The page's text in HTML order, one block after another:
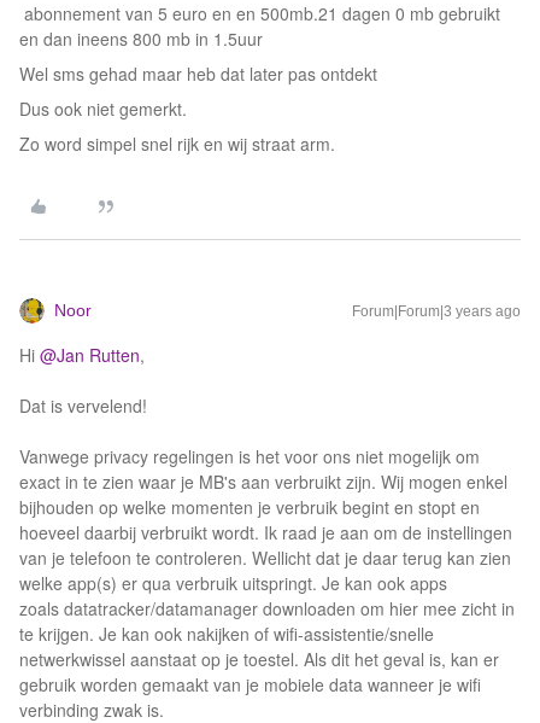
abonnement van 5 euro en en 500mb.21 dagen 0 mb gebruikt
en dan ineens 800 mb in 1.5uur
Wel sms gehad maar heb dat later pas ontdekt
Dus ook niet gemerkt.
Zo word simpel snel rijk en wij straat arm.
Noor Forum|Forum|3 years ago
Hi @Jan Rutten,
Dat is vervelend!
Vanwege privacy regelingen is het voor ons niet mogelijk om
exact in te zien waar je MB's aan verbruikt zijn. Wij mogen enkel
bijhouden op welke momenten je verbruik begint en stopt en
hoeveel daarbij verbruikt wordt. Ik raad je aan om de instellingen
van je telefoon te controleren. Wellicht dat je daar terug kan zien
welke app(s) er qua verbruik uitspringt. Je kan ook apps
zoals datatracker/datamanager downloaden om hier mee zicht in
te krijgen. Je kan ook nakijken of wifi-assistentie/snelle
netwerkwissel aanstaat op je toestel. Als dit het geval is, kan er
gebruik worden gemaakt van je mobiele data wanneer je wifi
verbinding zwak is.